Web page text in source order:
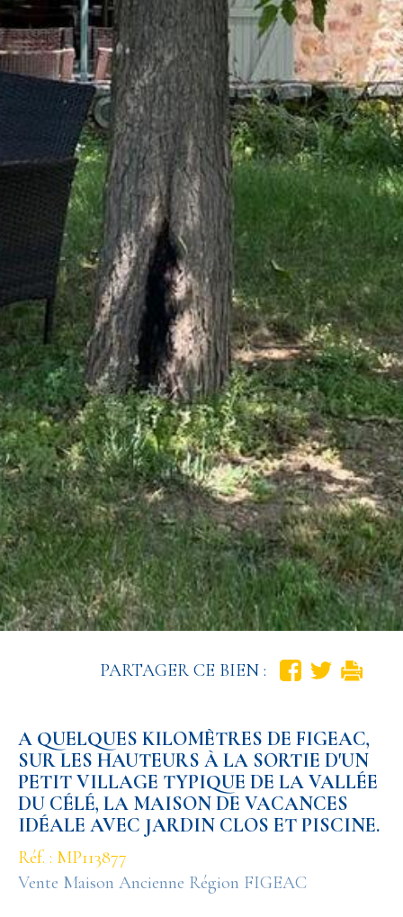
PARTAGER CE BIEN :
A QUELQUES KILOMÈTRES DE FIGEAC,
SUR LES HAUTEURS À LA SORTIE D'UN
PETIT VILLAGE TYPIQUE DE LA VALLÉE
DU CÉLÉ, LA MAISON DE VACANCES
IDÉALE AVEC JARDIN CLOS ET PISCINE.
Réf. : MP113877
Vente Maison Ancienne Région FIGEAC